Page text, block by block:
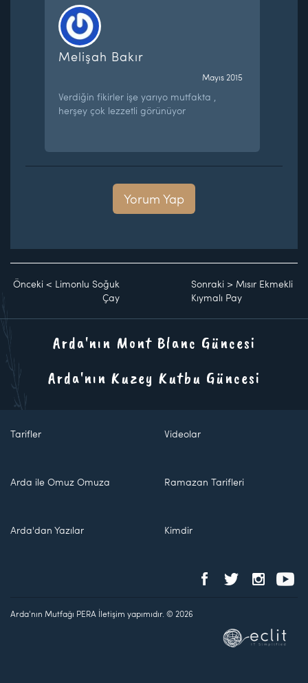
Melişah Bakır
Mayıs 2015
Verdiğin fikirler işe yarıyo mutfakta ,
herşey çok lezzetli görünüyor
Yorum Yap
Önceki < Limonlu Soğuk
Çay
Sonraki > Mısır Ekmekli
Kıymalı Pay
Arda'nın Mont Blanc Güncesi
Arda'nın Kuzey Kutbu Güncesi
Tarifler Videolar
Arda ile Omuz Omuza Ramazan Tarifleri
Arda'dan Yazılar Kimdir
Arda'nın Mutfağı PERA İletişim yapımıdır. © 2026